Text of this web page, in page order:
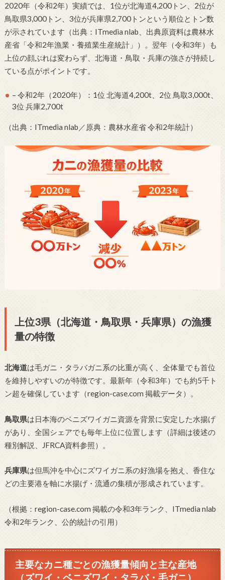
2020年（令和2年）実績では、1位が北海道4,200トン、2位が
鳥取県3,000トン、3位が兵庫県2,700トンという順位とトン数
が示されています（出典：ITmedia nlab、出典原資料は農林水
産省「令和2年漁業・養殖業生産統計」）。翌年（令和3年）も
上位の顔ぶれは変わらず、北海道・鳥取・兵庫の強さが持続し
ている点がポイントです。
– 令和2年（2020年）：1位 北海道4,200t、2位 鳥取3,000t、
3位 兵庫2,700t
（出典：ITmedia nlab／原典：農林水産省 令和2年統計）
上位3県（北海道・鳥取県・兵庫県）の漁獲
量の特徴
北海道は毛ガニ・タラバガニ系の比重が高く、全体量でも首位
を維持しやすいのが特徴です。最新年（令和3年）でも約5千ト
ン超を確保しています（region-case.com 掲載データ）。
鳥取県は日本海のベニズワイガニ資源を背景に安定した水揚げ
があり、全国シェアでも毎年上位に位置します（詳細は後述の
種別解説、JFRCA資料参照）。
兵庫県は但馬沖を中心にズワイガニ系の好漁場を抱え、香住な
どの主要港を軸に水揚げ・流通の集積が形成されています。
（根拠：region-case.com 掲載の令和3年ランク、ITmedia nlab
令和2年ランク、公的統計の引用）
主要なカニ種ごとの漁獲量傾向と主な産地
（ズワイ・ベニズワイ・タラバ・毛ガニ）